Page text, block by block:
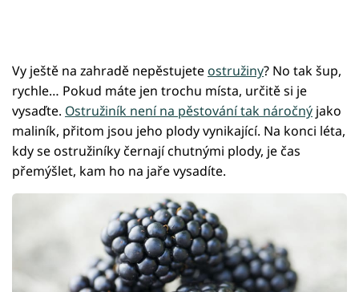
Vy ještě na zahradě nepěstujeteostružiny? No tak šup,
rychle… Pokud máte jen trochu místa, určitě si je
vysaďte. Ostružiník není na pěstování tak náročný jako
maliník, přitom jsou jeho plody vynikající. Na konci léta,
kdy se ostružiníky černají chutnými plody, je čas
přemýšlet, kam ho na jaře vysadíte.